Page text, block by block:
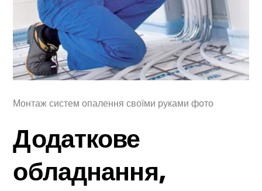
Монтаж систем опалення своїми руками фото
Додаткове
обладнання,